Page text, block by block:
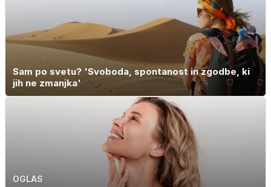
Sam po svetu? 'Svoboda, spontanost in zgodbe, ki
jih ne zmanjka'
OGLAS